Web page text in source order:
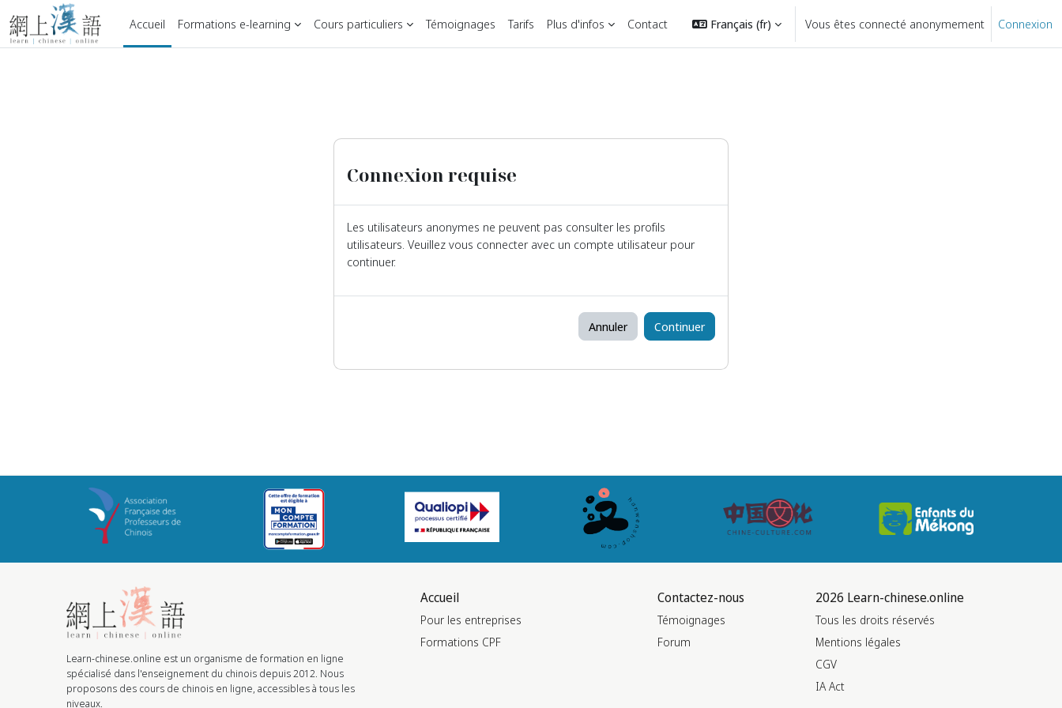
Passer au contenu principal
Accueil
Formations e-learning Cours particuliers Témoignages Tarifs Plus d'infos Contact Français ‎(fr)‎ Vous êtes connecté anonymement Connexion
Connexion requise
Les utilisateurs anonymes ne peuvent pas consulter les profils
utilisateurs. Veuillez vous connecter avec un compte utilisateur pour
continuer.
Annuler Continuer
Learn-chinese.online est un organisme de formation en ligne
spécialisé dans l'enseignement du chinois depuis 2012. Nous
proposons des cours de chinois en ligne, accessibles à tous les
niveaux.
Accueil
Pour les entreprises
Formations CPF
Contactez-nous
Témoignages
Forum
2026 Learn-chinese.online
Tous les droits réservés
Mentions légales
CGV
IA Act